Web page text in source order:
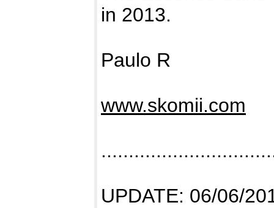
in 2013.
Paulo R
www.skomii.com
UPDATE: 06/06/